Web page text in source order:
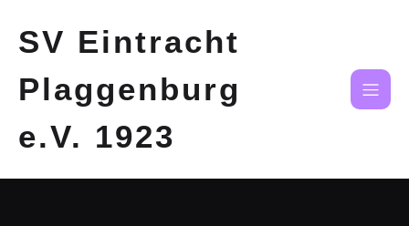
SV Eintracht
Plaggenburg
e.V. 1923